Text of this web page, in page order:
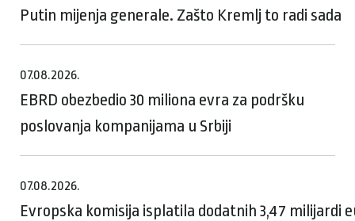
Putin mijenja generale. Zašto Kremlj to radi sada
07.08.2026.
EBRD obezbedio 30 miliona evra za podršku
poslovanja kompanijama u Srbiji
07.08.2026.
Evropska komisija isplatila dodatnih 3,47 milijardi